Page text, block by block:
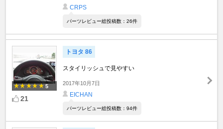
CRPS
パーツレビュー総投稿数：26件
5
21
トヨタ 86
スタイリッシュで見やすい
2017年10月7日
EICHAN
パーツレビュー総投稿数：94件